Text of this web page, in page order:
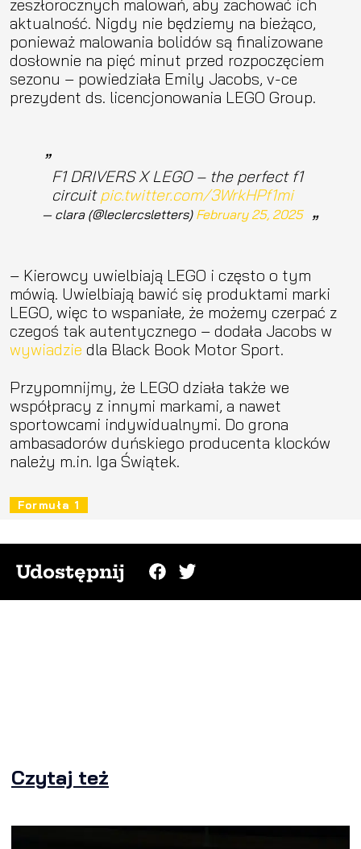
zeszłorocznych malowań, aby zachować ich
aktualność. Nigdy nie będziemy na bieżąco,
ponieważ malowania bolidów są finalizowane
dosłownie na pięć minut przed rozpoczęciem
sezonu – powiedziała Emily Jacobs, v-ce
prezydent ds. licencjonowania LEGO Group.
F1 DRIVERS X LEGO – the perfect f1
circuit pic.twitter.com/3WrkHPf1mi
— clara (@leclercsletters) February 25, 2025
– Kierowcy uwielbiają LEGO i często o tym
mówią. Uwielbiają bawić się produktami marki
LEGO, więc to wspaniałe, że możemy czerpać z
czegoś tak autentycznego – dodała Jacobs w
wywiadzie dla Black Book Motor Sport.
Przypomnijmy, że LEGO działa także we
współpracy z innymi markami, a nawet
sportowcami indywidualnymi. Do grona
ambasadorów duńskiego producenta klocków
należy m.in. Iga Świątek.
Formuła 1
Udostępnij
Czytaj też